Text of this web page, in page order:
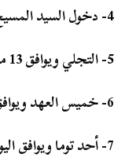
4- دخول السيد المسيح أرض مصر ويوافق 24 بشنس.
5- التجلي ويوافق 13 مسرى.
6- خميس العهد ويوافق اليوم الخامس من الشعانين.
7- أحد توما ويوافق اليوم الثامن على معجزة القيامة.